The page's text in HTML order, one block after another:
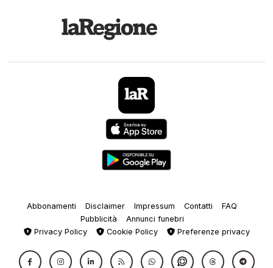
Abbonamenti Disclaimer Impressum Contatti
FAQ
Pubblicità
Annunci funebri
Privacy Policy
Cookie Policy Preferenze privacy